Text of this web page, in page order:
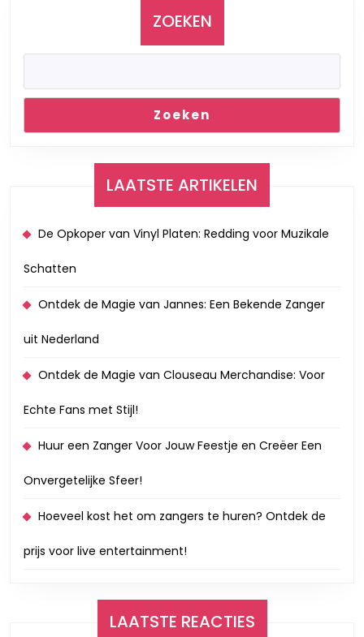
ZOEKEN
Zoeken
LAATSTE ARTIKELEN
De Opkoper van Vinyl Platen: Redding voor Muzikale
Schatten
Ontdek de Magie van Jannes: Een Bekende Zanger
uit Nederland
Ontdek de Magie van Clouseau Merchandise: Voor
Echte Fans met Stijl!
Huur een Zanger Voor Jouw Feestje en Creëer Een
Onvergetelijke Sfeer!
Hoeveel kost het om zangers te huren? Ontdek de
prijs voor live entertainment!
LAATSTE REACTIES